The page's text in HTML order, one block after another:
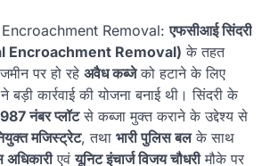
Removal:एफसीआई सिंदरी
Encroachment Removal) के तहत
पर हो रहे अवैध कब्जेको हटाने के लिए
बड़ी कार्रवाई की योजना बनाई थी। सिंदरी के
987 नंबर प्लॉटसे कब्जा मुक्त कराने के उद्देश्य से
नियुक्त मजिस्ट्रेट, तथा भारी पुलिस बलके साथ
अधिकारीएवंयूनिट इंचार्ज विजय चौधरीमौके पर